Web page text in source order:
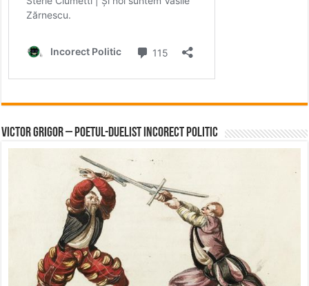
Victor Grigor – Poetul-Duelist Incorect Politic